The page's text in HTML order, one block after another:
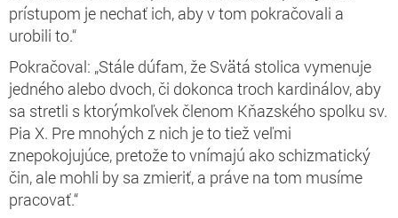
prístupom je nechať ich, aby v tom pokračovali a
urobili to.“
Pokračoval: „Stále dúfam, že Svätá stolica vymenuje
jedného alebo dvoch, či dokonca troch kardinálov, aby
sa stretli s ktorýmkoľvek členom Kňazského spolku sv.
Pia X. Pre mnohých z nich je to tiež veľmi
znepokojujúce, pretože to vnímajú ako schizmatický
čin, ale mohli by sa zmieriť, a práve na tom musíme
pracovať.“